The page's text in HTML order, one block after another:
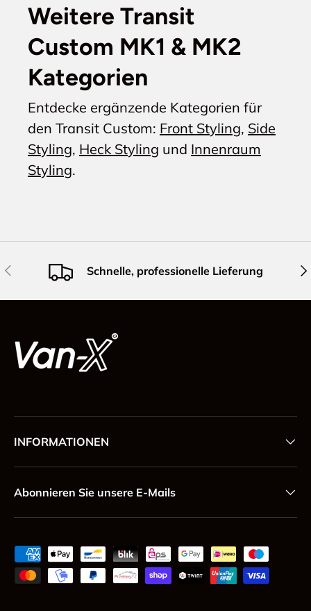
Weitere Transit
Custom MK1 & MK2
Kategorien
Entdecke ergänzende Kategorien für
den Transit Custom: Front Styling, Side
Styling, Heck Styling und Innenraum
Styling.
Vorherige Schnelle, professionelle Lieferung
INFORMATIONEN
Abonnieren Sie unsere E-Mails
Zahlungsmethoden